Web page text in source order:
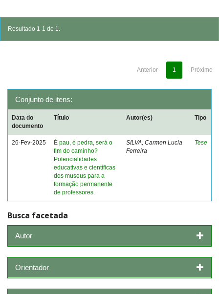
Resultado 1-1 de 1.
Anterior 1 Próximo
Conjunto de itens:
Data do
documento
Título Autor(es) Tipo
26-Fev-2025
É pau, é pedra, será o
fim do caminho?
Potencialidades
educativas e científicas
dos museus para a
formação permanente
de professores.
SILVA, Carmen Lucia
Ferreira
Tese
Busca facetada
Autor
Orientador